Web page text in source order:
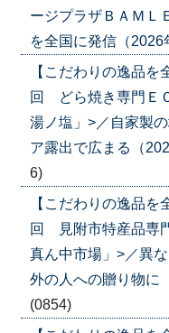
ージプラザＢＡＭＬ
を全国に発信（
【こだわりの逸品を
回 どら焼き専門Ｅ
湯ノ塩」>／自家製
ア露出で広まる（
6)
【こだわりの逸品を
回 見附市特産品専
真ん中市場」>／異
外の人への贈り物に
(0854)